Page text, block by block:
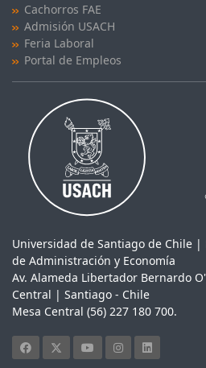
Cachorros FAE
Admisión USACH
Feria Laboral
Portal de Empleos
Universidad de Santiago de Chile |
de Administración y Economía
Av. Alameda Libertador Bernardo
Central | Santiago - Chile
Mesa Central (56) 227 180 700.